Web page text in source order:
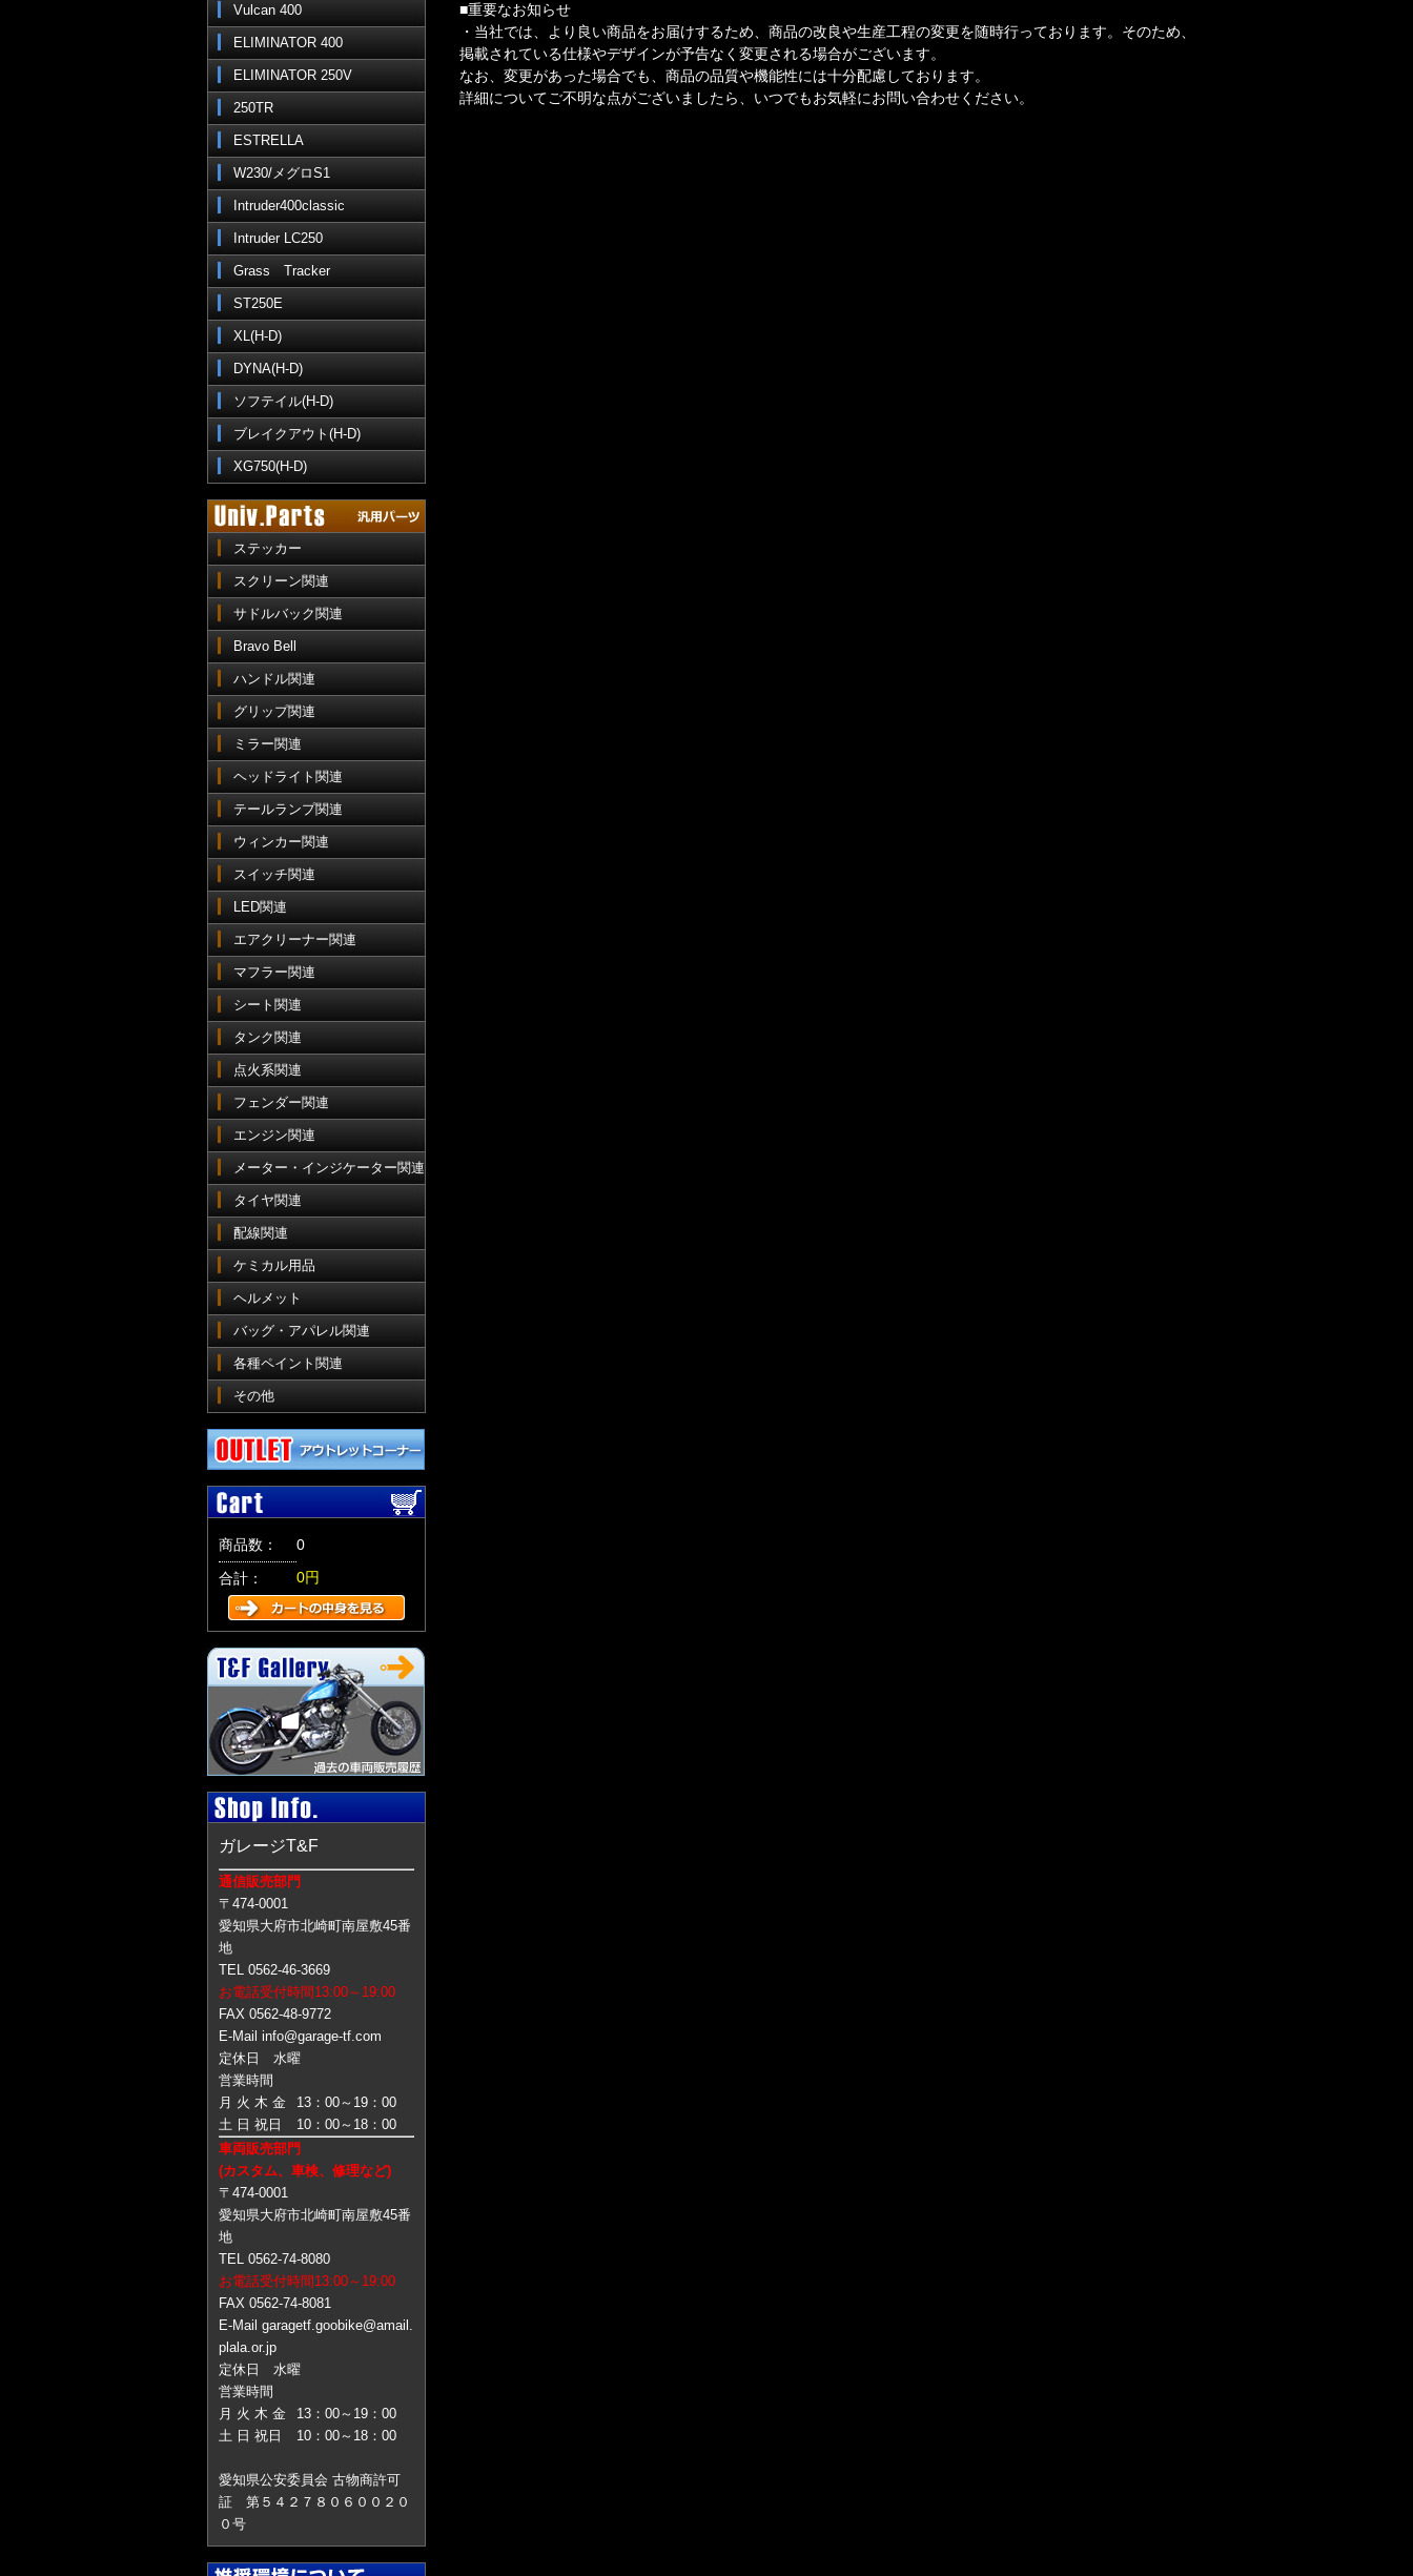
Vulcan 400
ELIMINATOR 400
ELIMINATOR 250V
250TR
ESTRELLA
W230/メグロS1
Intruder400classic
Intruder LC250
Grass Tracker
ST250E
XL(H-D)
DYNA(H-D)
ソフテイル(H-D)
ブレイクアウト(H-D)
XG750(H-D)
ステッカー
スクリーン関連
サドルバック関連
Bravo Bell
ハンドル関連
グリップ関連
ミラー関連
ヘッドライト関連
テールランプ関連
ウィンカー関連
スイッチ関連
LED関連
エアクリーナー関連
マフラー関連
シート関連
タンク関連
点火系関連
フェンダー関連
エンジン関連
メーター・インジケーター関連
タイヤ関連
配線関連
ケミカル用品
ヘルメット
バッグ・アパレル関連
各種ペイント関連
その他
商品数：
0
合計：
0円
ガレージT&F
通信販売部門
〒474-0001
愛知県大府市北崎町南屋敷45番
地
TEL 0562-46-3669
お電話受付時間13:00～19:00
FAX 0562-48-9772
E-Mail info@garage-tf.com
定休日 水曜
営業時間
月 火 木 金
13：00～19：00
土 日 祝日
10：00～18：00
車両販売部門
(カスタム、車検、修理など)
〒474-0001
愛知県大府市北崎町南屋敷45番
地
TEL 0562-74-8080
お電話受付時間13:00～19:00
FAX 0562-74-8081
E-Mail garagetf.goobike@amail.
plala.or.jp
定休日 水曜
営業時間
月 火 木 金
13：00～19：00
土 日 祝日
10：00～18：00
愛知県公安委員会 古物商許可
証 第５４２７８０６００２０
０号
■重要なお知らせ
・当社では、より良い商品をお届けするため、商品の改良や生産工程の変更を随時行っております。そのため、
掲載されている仕様やデザインが予告なく変更される場合がございます。
なお、変更があった場合でも、商品の品質や機能性には十分配慮しております。
詳細についてご不明な点がございましたら、いつでもお気軽にお問い合わせください。